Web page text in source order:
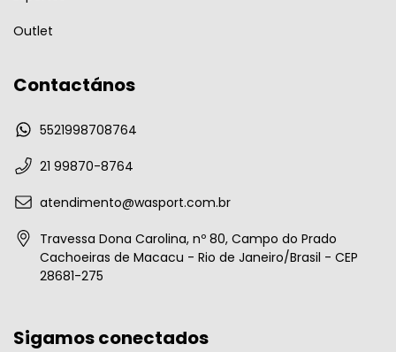
Outlet
Contactános
5521998708764
21 99870-8764
atendimento@wasport.com.br
Travessa Dona Carolina, nº 80, Campo do Prado
Cachoeiras de Macacu - Rio de Janeiro/Brasil - CEP
28681-275
Sigamos conectados